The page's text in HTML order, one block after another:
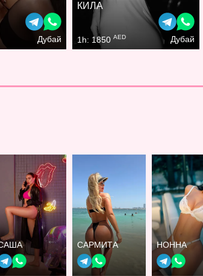
Дубай
КИЛА
1h: 1850 AED Дубай
САРМИТА НОННА